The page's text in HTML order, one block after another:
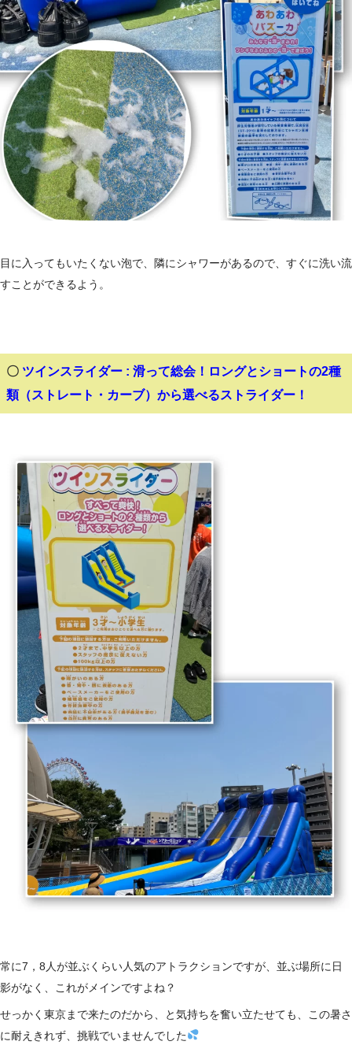
目に入ってもいたくない泡で、隣にシャワーがあるので、すぐに洗い流
すことができるよう。
〇 ツインスライダー : 滑って総会！ロングとショートの2種
類（ストレート・カーブ）から選べるストライダー！
常に7，8人が並ぶくらい人気のアトラクションですが、並ぶ場所に日
影がなく、これがメインですよね？
せっかく東京まで来たのだから、と気持ちを奮い立たせても、この暑さ
に耐えきれず、挑戦でいませんでした